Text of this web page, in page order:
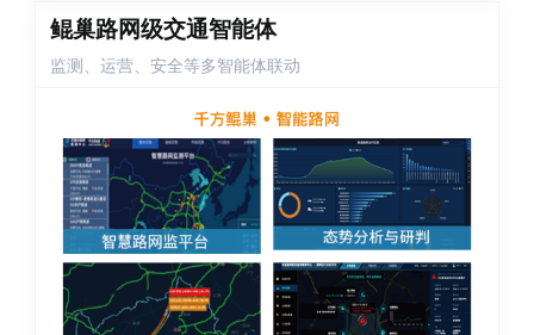
鲲巢路网级交通智能体
监测、运营、安全等多智能体联动